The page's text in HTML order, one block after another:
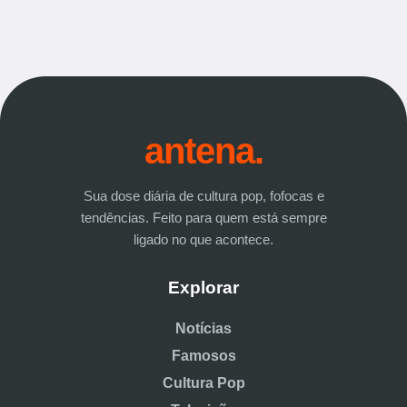
antena.
Sua dose diária de cultura pop, fofocas e
tendências. Feito para quem está sempre
ligado no que acontece.
Explorar
Notícias
Famosos
Cultura Pop